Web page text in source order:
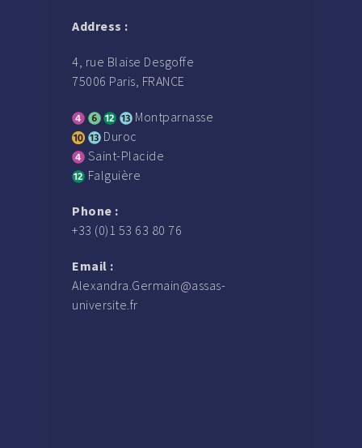
Address :
4, rue Blaise Desgoffe
75006 Paris, FRANCE
Montparnasse
Duroc
Saint-Placide
Falguière
Phone :
+33 (0)1 53 63 80 76
Email :
Alexandra.Germain@assas-
universite.fr